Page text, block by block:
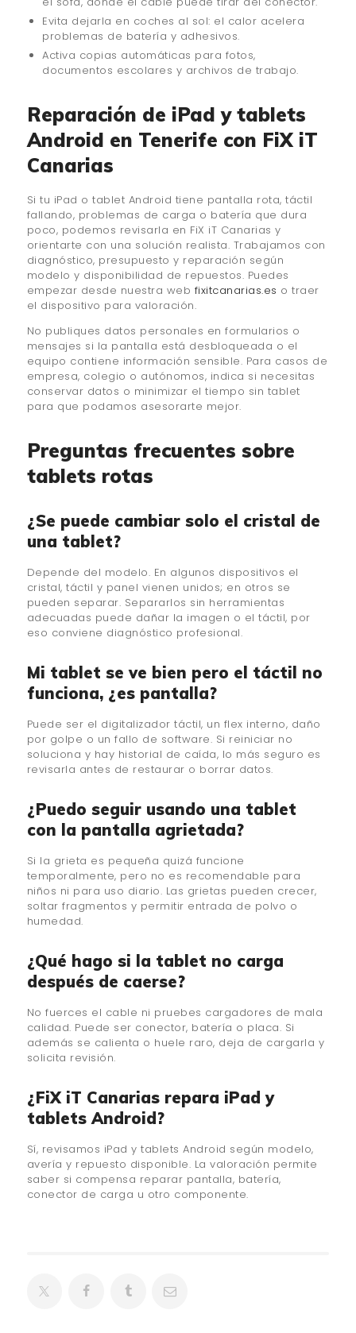
Evita dejarla en coches al sol: el calor acelera
problemas de batería y adhesivos.
Activa copias automáticas para fotos,
documentos escolares y archivos de trabajo.
Reparación de iPad y tablets
Android en Tenerife con FiX iT
Canarias
Si tu iPad o tablet Android tiene pantalla rota, táctil
fallando, problemas de carga o batería que dura
poco, podemos revisarla en FiX iT Canarias y
orientarte con una solución realista. Trabajamos con
diagnóstico, presupuesto y reparación según
modelo y disponibilidad de repuestos. Puedes
empezar desde nuestra web fixitcanarias.es o traer
el dispositivo para valoración.
No publiques datos personales en formularios o
mensajes si la pantalla está desbloqueada o el
equipo contiene información sensible. Para casos de
empresa, colegio o autónomos, indica si necesitas
conservar datos o minimizar el tiempo sin tablet
para que podamos asesorarte mejor.
Preguntas frecuentes sobre
tablets rotas
¿Se puede cambiar solo el cristal de
una tablet?
Depende del modelo. En algunos dispositivos el
cristal, táctil y panel vienen unidos; en otros se
pueden separar. Separarlos sin herramientas
adecuadas puede dañar la imagen o el táctil, por
eso conviene diagnóstico profesional.
Mi tablet se ve bien pero el táctil no
funciona, ¿es pantalla?
Puede ser el digitalizador táctil, un flex interno, daño
por golpe o un fallo de software. Si reiniciar no
soluciona y hay historial de caída, lo más seguro es
revisarla antes de restaurar o borrar datos.
¿Puedo seguir usando una tablet
con la pantalla agrietada?
Si la grieta es pequeña quizá funcione
temporalmente, pero no es recomendable para
niños ni para uso diario. Las grietas pueden crecer,
soltar fragmentos y permitir entrada de polvo o
humedad.
¿Qué hago si la tablet no carga
después de caerse?
No fuerces el cable ni pruebes cargadores de mala
calidad. Puede ser conector, batería o placa. Si
además se calienta o huele raro, deja de cargarla y
solicita revisión.
¿FiX iT Canarias repara iPad y
tablets Android?
Sí, revisamos iPad y tablets Android según modelo,
avería y repuesto disponible. La valoración permite
saber si compensa reparar pantalla, batería,
conector de carga u otro componente.